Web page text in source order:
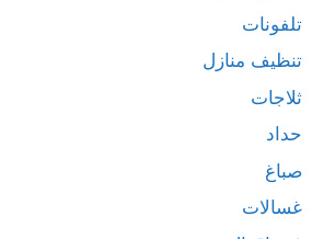
تلفونات
تنظيف منازل
ثلاجات
حداد
صباغ
غسالات